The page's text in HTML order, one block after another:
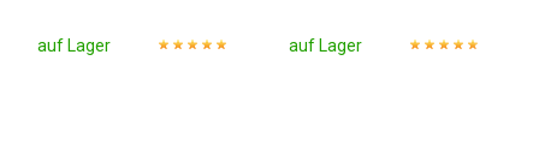
auf Lager auf Lager